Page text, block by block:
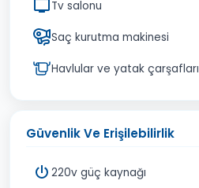
Tv salonu
Saç kurutma makinesi
Havlular ve yatak çarşafları
Güvenlik Ve Erişilebilirlik
220v güç kaynağı